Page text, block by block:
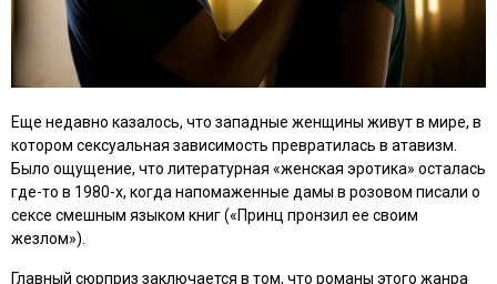
Еще недавно казалось, что западные женщины живут в мире, в
котором сексуальная зависимость превратилась в атавизм.
Было ощущение, что литературная «женская эротика» осталась
где-то в 1980-х, когда напомаженные дамы в розовом писали о
сексе смешным языком книг («Принц пронзил ее своим
жезлом»).
Главный сюрприз заключается в том, что романы этого жанра